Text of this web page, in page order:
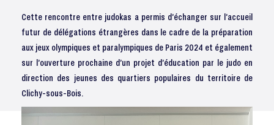
Cette rencontre entre judokas a permis d’échanger sur l’accueil
futur de délégations étrangères dans le cadre de la préparation
aux jeux olympiques et paralympiques de Paris 2024 et également
sur l’ouverture prochaine d’un projet d’éducation par le judo en
direction des jeunes des quartiers populaires du territoire de
Clichy-sous-Bois.